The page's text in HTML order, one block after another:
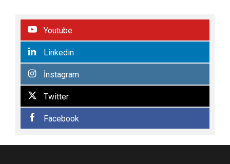
Youtube
Linkedin
İnstagram
Twitter
Facebook